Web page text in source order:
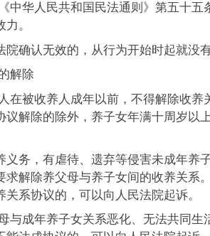
中华人民共和国民法通则》第五十五
。
院确认无效的，从行为开始时起就没
解除
在被收养人成年以前，不得解除收养
议解除的除外，养子女年满十周岁以
义务，有虐待、遗弃等侵害未成年养
求解除养父母与养子女间的收养关系
系协议的，可以向人民法院起诉。
与成年养子女关系恶化、无法共同生